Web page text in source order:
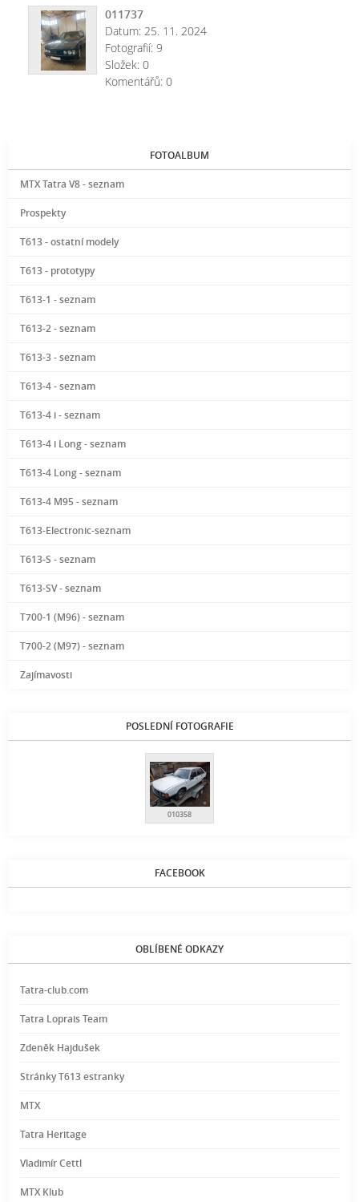
011737
Datum: 25. 11. 2024
Fotografií: 9
Složek: 0
Komentářů: 0
FOTOALBUM
MTX Tatra V8 - seznam
Prospekty
T613 - ostatní modely
T613 - prototypy
T613-1 - seznam
T613-2 - seznam
T613-3 - seznam
T613-4 - seznam
T613-4 i - seznam
T613-4 i Long - seznam
T613-4 Long - seznam
T613-4 M95 - seznam
T613-Electronic-seznam
T613-S - seznam
T613-SV - seznam
T700-1 (M96) - seznam
T700-2 (M97) - seznam
Zajímavosti
POSLEDNÍ FOTOGRAFIE
010358
FACEBOOK
OBLÍBENÉ ODKAZY
Tatra-club.com
Tatra Loprais Team
Zdeněk Hajdušek
Stránky T613 estranky
MTX
Tatra Heritage
Vladimír Cettl
MTX Klub